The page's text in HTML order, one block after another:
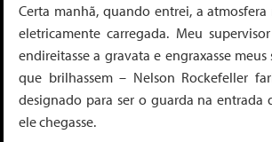
Certa manhã, quando entrei, a
eletricamente carregada. Meu
endireitasse a gravata e engraxasse
que brilhassem – Nelson Rockefeller
designado para ser o guarda na entrada
ele chegasse.